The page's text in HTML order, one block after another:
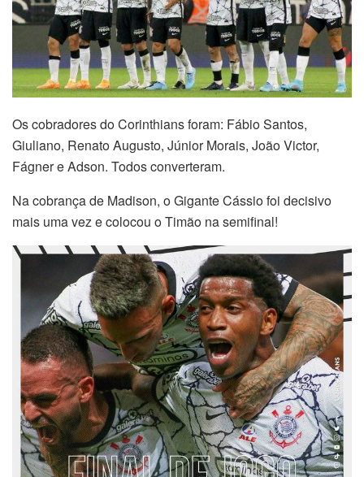
Os cobradores do Corinthians foram: Fábio Santos,
Giuliano, Renato Augusto, Júnior Morais, João Victor,
Fágner e Adson. Todos converteram.
Na cobrança de Madison, o Gigante Cássio foi decisivo
mais uma vez e colocou o Timão na semifinal!